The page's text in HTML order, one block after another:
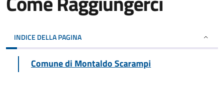
INDICE DELLA PAGINA
Comune di Montaldo Scarampi